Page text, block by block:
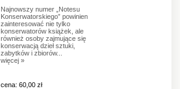
Najnowszy numer „Notesu
Konserwatorskiego” powinien
zainteresować nie tylko
konserwatorów książek, ale
również osoby zajmujące się
konserwacją dzieł sztuki,
zabytków i zbiorów...
więcej »
cena: 60,00 zł